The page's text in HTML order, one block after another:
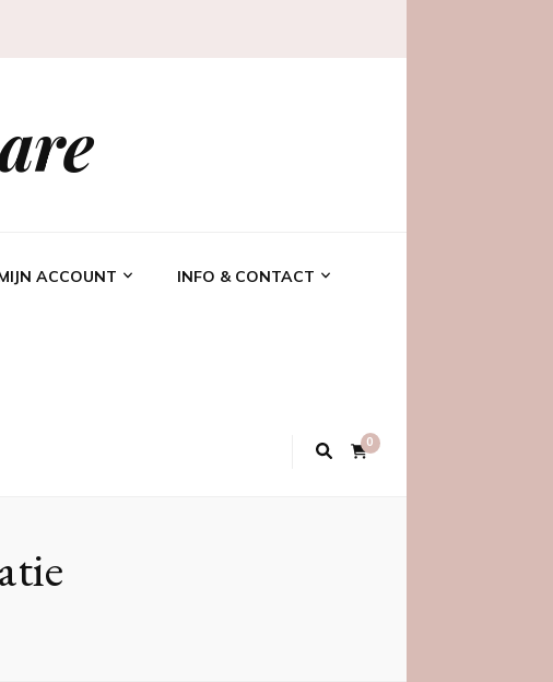
ACCOUNT INFO & CONTACT
0